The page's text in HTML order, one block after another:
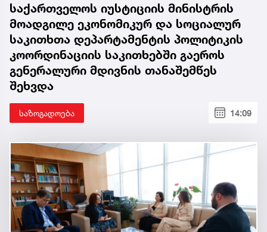
საქართველოს იუსტიციის მინისტრის
მოადგილე ეკონომიკურ და სოციალურ
საკითხთა დეპარტამენტის პოლიტიკის
კოორდინაციის საკითხებში გაეროს
გენერალური მდივნის თანაშემწეს
შეხვდა
საზოგადოება 14:09